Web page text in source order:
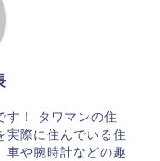
す！ タワマンの住
実際に住んでいる住
車や腕時計などの趣